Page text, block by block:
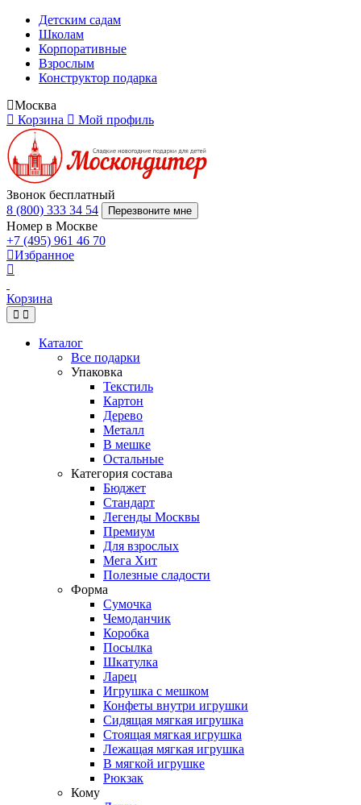
Детским садам
Школам
Корпоративные
Взрослым
Конструктор подарка
Москва
Корзина
Мой профиль
Звонок бесплатный
8 (800) 333 34 54
Перезвоните мне
Номер в Москве
+7 (495) 961 46 70
Избранное
Корзина
Каталог
Все подарки
Упаковка
Текстиль
Картон
Дерево
Металл
В мешке
Остальные
Категория состава
Бюджет
Стандарт
Легенды Москвы
Премиум
Для взрослых
Мега Хит
Полезные сладости
Форма
Сумочка
Чемоданчик
Коробка
Посылка
Шкатулка
Ларец
Игрушка с мешком
Конфеты внутри игрушки
Сидящая мягкая игрушка
Стоящая мягкая игрушка
Лежащая мягкая игрушка
В мягкой игрушке
Рюкзак
Кому